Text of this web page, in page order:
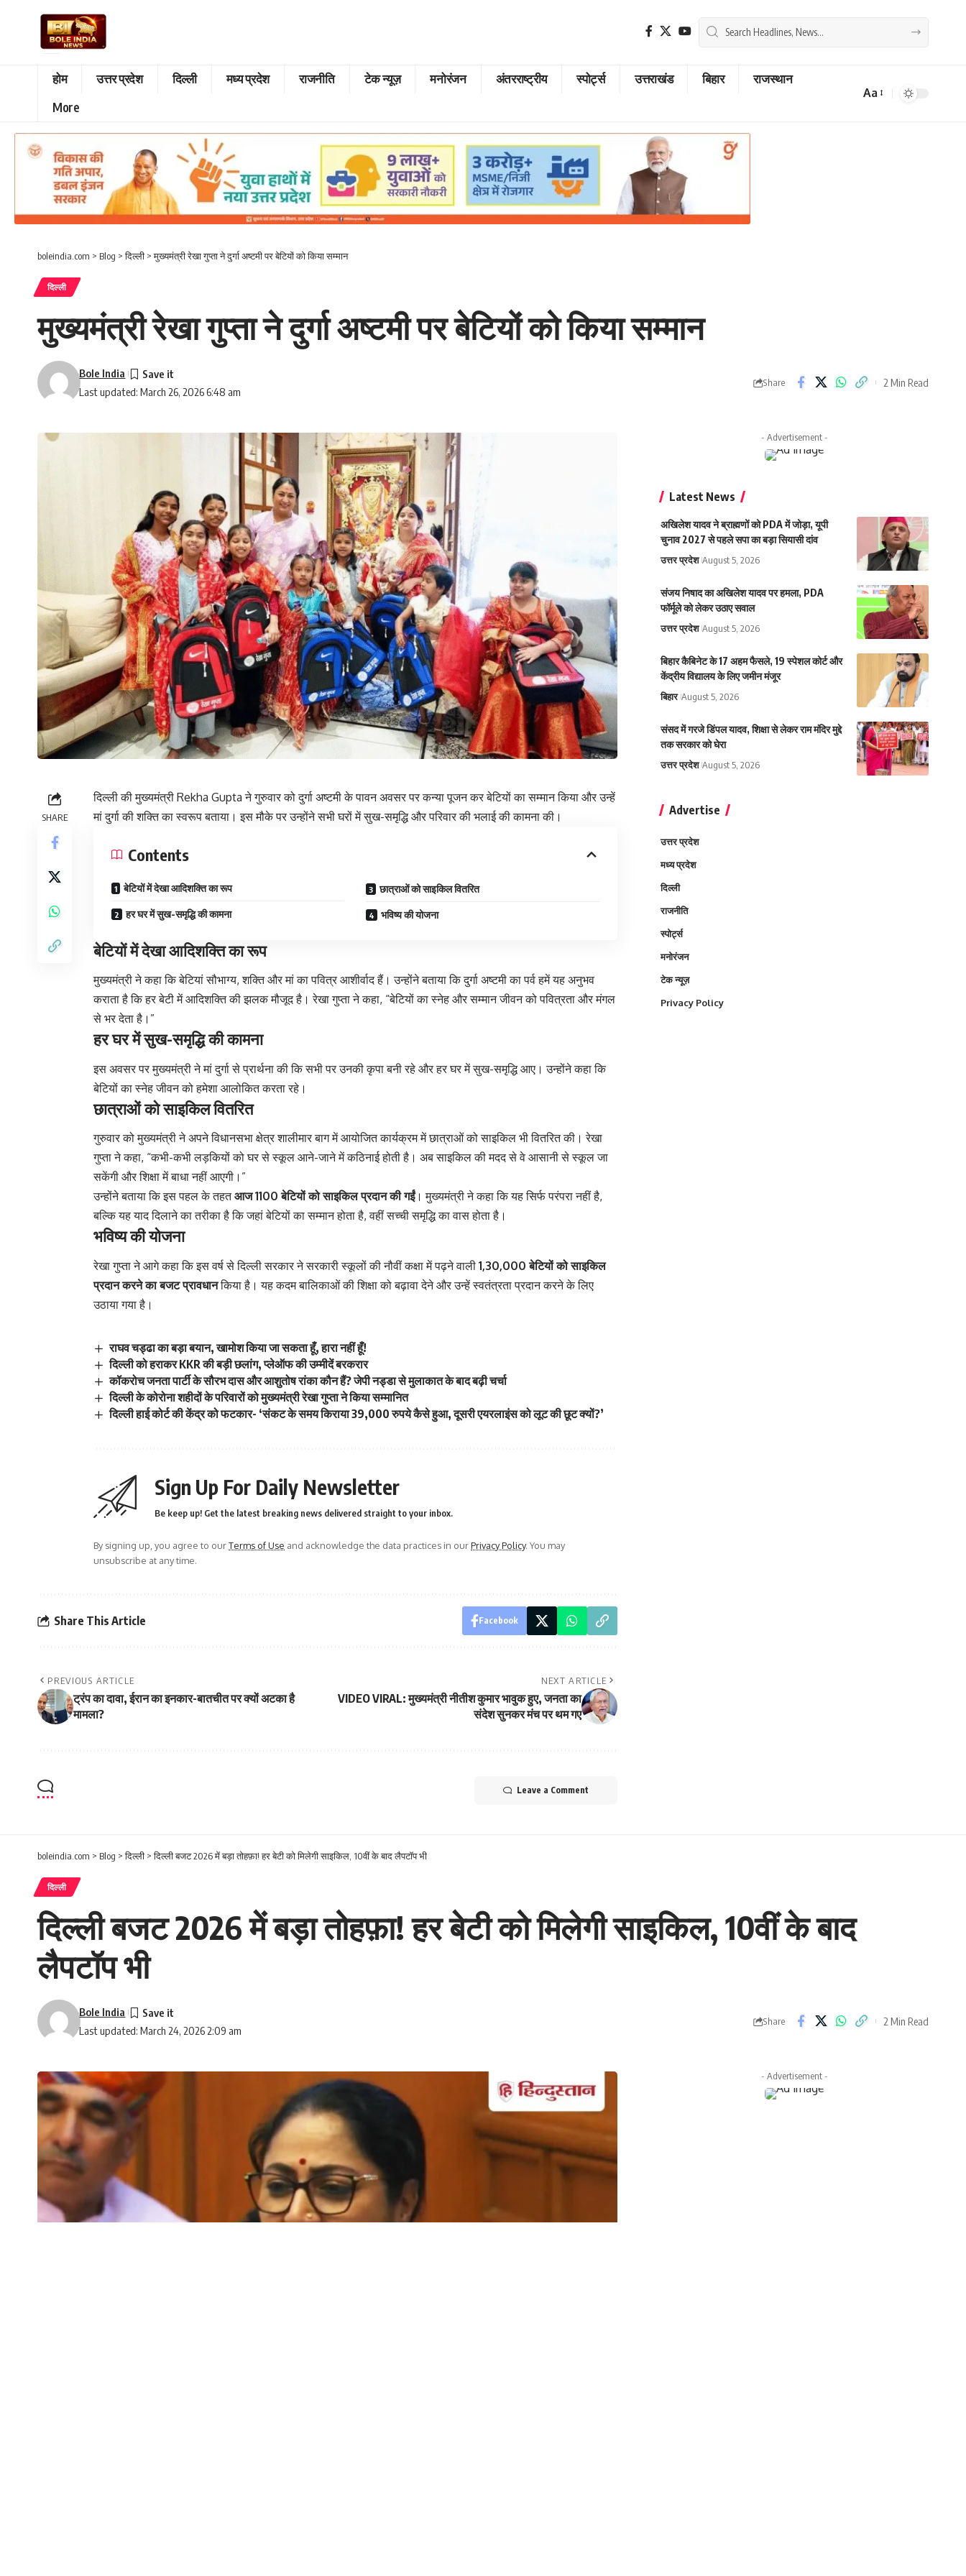
होम उत्तर प्रदेश दिल्ली मध्य प्रदेश राजनीति टेक न्यूज़ मनोरंजन अंतरराष्ट्रीय स्पोर्ट्स उत्तराखंड बिहार
राजस्थान
More
Font
Aa
boleindia.com > Blog >दिल्ली >मुख्यमंत्री रेखा गुप्ता ने दुर्गा अष्टमी पर बेटियों को किया सम्मान
दिल्ली
मुख्यमंत्री रेखा गुप्ता ने दुर्गा अष्टमी पर बेटियों को किया सम्मान
Last updated: March 26, 2026 6:48 am
Bole India
Share 2 Min Read
SHARE
दिल्ली की मुख्यमंत्री Rekha Gupta ने गुरुवार को दुर्गा अष्टमी के पावन अवसर पर कन्या पूजन कर बेटियों का सम्मान किया और उन्हें
मां दुर्गा की शक्ति का स्वरूप बताया। इस मौके पर उन्होंने सभी घरों में सुख-समृद्धि और परिवार की भलाई की कामना की।
Contents
बेटियों में देखा आदिशक्ति का रूप
हर घर में सुख-समृद्धि की कामना
छात्राओं को साइकिल वितरित
भविष्य की योजना
बेटियों में देखा आदिशक्ति का रूप
मुख्यमंत्री ने कहा कि बेटियां सौभाग्य, शक्ति और मां का पवित्र आशीर्वाद हैं। उन्होंने बताया कि दुर्गा अष्टमी का पर्व हमें यह अनुभव
कराता है कि हर बेटी में आदिशक्ति की झलक मौजूद है। रेखा गुप्ता ने कहा, “बेटियों का स्नेह और सम्मान जीवन को पवित्रता और मंगल
से भर देता है।”
हर घर में सुख-समृद्धि की कामना
इस अवसर पर मुख्यमंत्री ने मां दुर्गा से प्रार्थना की कि सभी पर उनकी कृपा बनी रहे और हर घर में सुख-समृद्धि आए। उन्होंने कहा कि
बेटियों का स्नेह जीवन को हमेशा आलोकित करता रहे।
छात्राओं को साइकिल वितरित
गुरुवार को मुख्यमंत्री ने अपने विधानसभा क्षेत्र शालीमार बाग में आयोजित कार्यक्रम में छात्राओं को साइकिल भी वितरित की। रेखा
गुप्ता ने कहा, “कभी-कभी लड़कियों को घर से स्कूल आने-जाने में कठिनाई होती है। अब साइकिल की मदद से वे आसानी से स्कूल जा
सकेंगी और शिक्षा में बाधा नहीं आएगी।”
उन्होंने बताया कि इस पहल के तहतआज 1100 बेटियों को साइकिल प्रदान की गईं। मुख्यमंत्री ने कहा कि यह सिर्फ परंपरा नहीं है,
बल्कि यह याद दिलाने का तरीका है कि जहां बेटियों का सम्मान होता है, वहीं सच्ची समृद्धि का वास होता है।
भविष्य की योजना
रेखा गुप्ता ने आगे कहा कि इस वर्ष से दिल्ली सरकार ने सरकारी स्कूलों की नौवीं कक्षा में पढ़ने वाली 1,30,000 बेटियों को साइकिल
प्रदान करने का बजट प्रावधानकिया है। यह कदम बालिकाओं की शिक्षा को बढ़ावा देने और उन्हें स्वतंत्रता प्रदान करने के लिए
उठाया गया है।
राघव चड्ढा का बड़ा बयान, खामोश किया जा सकता हूँ, हारा नहीं हूँ!
दिल्ली को हराकर KKR की बड़ी छलांग, प्लेऑफ की उम्मीदें बरकरार
कॉकरोच जनता पार्टी के सौरभ दास और आशुतोष रांका कौन हैं? जेपी नड्डा से मुलाकात के बाद बढ़ी चर्चा
दिल्ली के कोरोना शहीदों के परिवारों को मुख्यमंत्री रेखा गुप्ता ने किया सम्मानित
दिल्ली हाई कोर्ट की केंद्र को फटकार- ‘संकट के समय किराया 39,000 रुपये कैसे हुआ, दूसरी एयरलाइंस को लूट की छूट क्यों?’
Sign Up For Daily Newsletter
Be keep up! Get the latest breaking news delivered straight to your inbox.
By signing up, you agree to ourTerms of Use and acknowledge the data practices in ourPrivacy Policy. You may
unsubscribe at any time.
Share This Article Facebook
PREVIOUS ARTICLE
ट्रंप का दावा, ईरान का इनकार-बातचीत पर क्यों अटका है
मामला?
NEXT ARTICLE
VIDEO VIRAL: मुख्यमंत्री नीतीश कुमार भावुक हुए, जनता का
संदेश सुनकर मंच पर थम गए
Leave a Comment
- Advertisement -
Latest News
अखिलेश यादव ने ब्राह्मणों को PDA में जोड़ा, यूपी
चुनाव 2027 से पहले सपा का बड़ा सियासी दांव
उत्तर प्रदेश August 5, 2026
संजय निषाद का अखिलेश यादव पर हमला, PDA
फॉर्मूले को लेकर उठाए सवाल
उत्तर प्रदेश August 5, 2026
बिहार कैबिनेट के 17 अहम फैसले, 19 स्पेशल कोर्ट और
केंद्रीय विद्यालय के लिए जमीन मंजूर
बिहार August 5, 2026
संसद में गरजे डिंपल यादव, शिक्षा से लेकर राम मंदिर मुद्दे
तक सरकार को घेरा
उत्तर प्रदेश August 5, 2026
Advertise
उत्तर प्रदेश
मध्य प्रदेश
दिल्ली
राजनीति
स्पोर्ट्स
मनोरंजन
टेक न्यूज़
Privacy Policy
boleindia.com > Blog >दिल्ली >दिल्ली बजट 2026 में बड़ा तोहफ़ा! हर बेटी को मिलेगी साइकिल, 10वीं के बाद लैपटॉप भी
दिल्ली
दिल्ली बजट 2026 में बड़ा तोहफ़ा! हर बेटी को मिलेगी साइकिल, 10वीं के बाद
लैपटॉप भी
Last updated: March 24, 2026 2:09 am
Bole India
Share 2 Min Read
- Advertisement -